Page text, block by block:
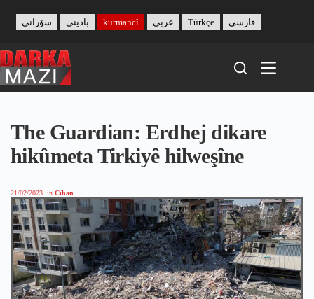
content
بادینی سۆرانی kurmancî عربي Türkçe فارسی
The Guardian: Erdhej dikare
hikûmeta Tirkiyê hilweşîne
21/02/2023 in Cîhan